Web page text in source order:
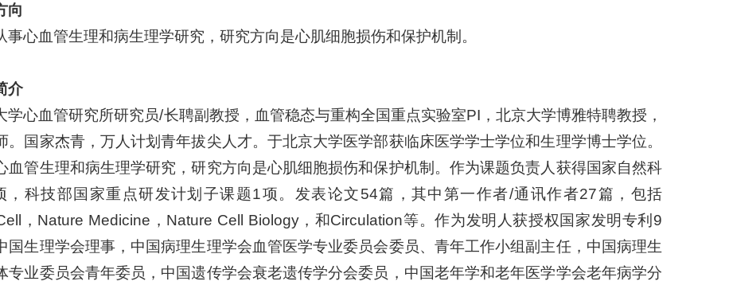
向
事心血管生理和病生理学研究，研究方向是心肌细胞损伤和保护机制。
介
学心血管研究所研究员/长聘副教授，血管稳态与重构全国重点实验室PI，北京大学博雅特聘教授，
。国家杰青，万人计划青年拔尖人才。于北京大学医学部获临床医学学士学位和生理学博士学位。
血管生理和病生理学研究，研究方向是心肌细胞损伤和保护机制。作为课题负责人获得国家自然科
，科技部国家重点研发计划子课题1项。发表论文54篇，其中第一作者/通讯作者27篇，包括
，Nature Medicine，Nature Cell Biology，和Circulation等。作为发明人获授权国家发明专利9
国生理学会理事，中国病理生理学会血管医学专业委员会委员、青年工作小组副主任，中国病理生
专业委员会青年委员，中国遗传学会衰老遗传学分会委员，中国老年学和老年医学学会老年病学分